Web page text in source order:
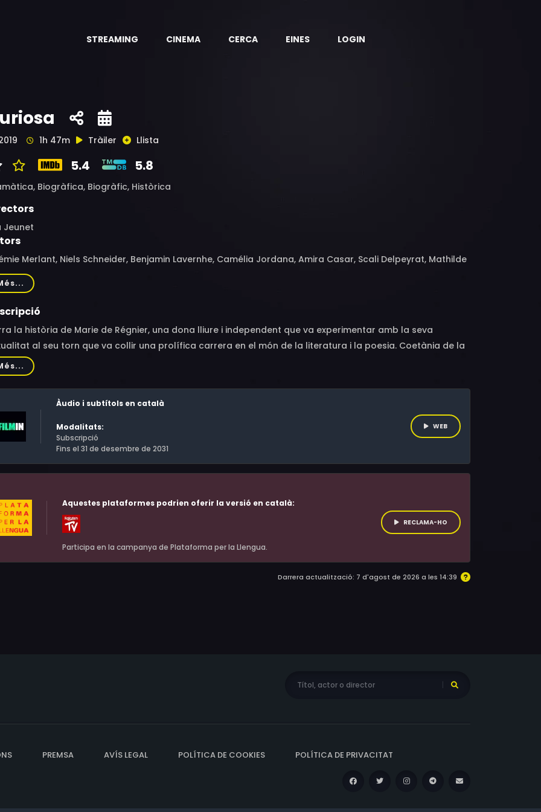
STREAMING CINEMA CERCA EINES LOGIN
1h 47m Tràiler Llista
5.4 5.8
Biogràfica, Biogràfic, Històrica
Jeunet
Merlant, Niels Schneider, Benjamin Lavernhe, Camélia Jordana, Amira Casar, Scali Delpeyrat, Mathilde
Mélodie Richard, Emilien Diard-Detoeuf, Damien Bonnard, Guilhem Fabre, Alexia Giordano
la història de Marie de Régnier, una dona lliure i independent que va experimentar amb la seva
al seu torn que va collir una prolífica carrera en el món de la literatura i la poesia. Coetània de la
escriptora Colette, Marie de Régnier es va convertir en una de les autores més influents de la França
de segle.
Àudio i subtítols en català
Modalitats:
Subscripció
Fins el 31 de desembre de 2031
WEB
Aquestes plataformes podrien oferir la versió en català:
Participa en la campanya de Plataforma per la Llengua.
RECLAMA-HO
Darrera actualització: 7 d'agost de 2026 a les 14:39
PREMSA AVÍS LEGAL POLÍTICA DE COOKIES POLÍTICA DE PRIVACITAT